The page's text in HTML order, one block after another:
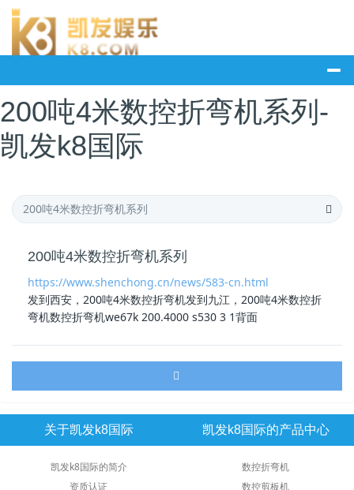
200吨4米数控折弯机系列-
凯发k8国际
200吨4米数控折弯机系列
https://www.shenchong.cn/news/583-cn.html
发到西安，200吨4米数控折弯机发到九江，200吨4米数控折
弯机数控折弯机we67k 200.4000 s530 3 1背面
关于凯发k8国际
凯发k8国际的简介
资质认证
凯发k8国际的产品中心
数控折弯机
数控剪板机